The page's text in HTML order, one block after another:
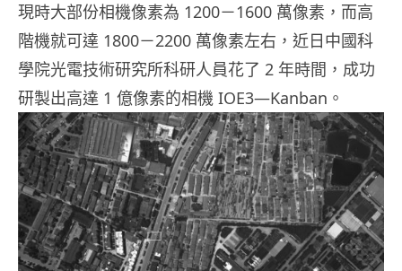
現時大部份相機像素為 1200－1600 萬像素，而高
階機就可達 1800－2200 萬像素左右，近日中國科
學院光電技術研究所科研人員花了 2 年時間，成功
研製出高達 1 億像素的相機 IOE3—Kanban。